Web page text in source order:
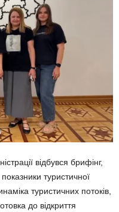
відбувся брифінг,
туристичної
туристичних потоків,
до відкриття